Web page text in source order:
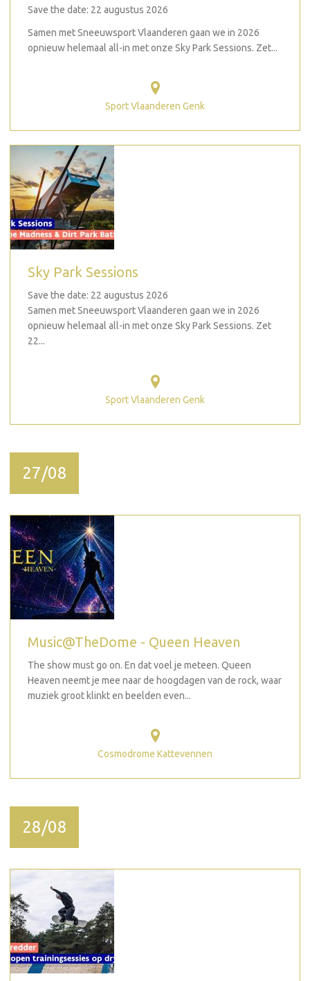
Save the date: 22 augustus 2026
Samen met Sneeuwsport Vlaanderen gaan we in 2026
opnieuw helemaal all-in met onze Sky Park Sessions. Zet...
Sport Vlaanderen Genk
Sky Park Sessions
Save the date: 22 augustus 2026
Samen met Sneeuwsport Vlaanderen gaan we in 2026
opnieuw helemaal all-in met onze Sky Park Sessions. Zet
22...
Sport Vlaanderen Genk
27/08
Music@TheDome - Queen Heaven
The show must go on. En dat voel je meteen. Queen
Heaven neemt je mee naar de hoogdagen van de rock, waar
muziek groot klinkt en beelden even...
Cosmodrome Kattevennen
28/08